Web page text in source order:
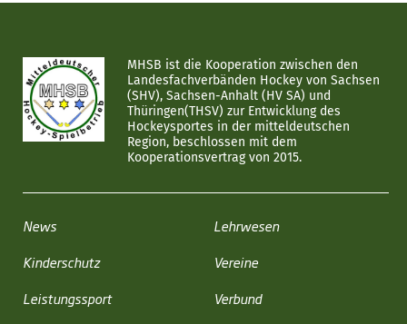
MHSB ist die Kooperation zwischen den
Landesfachverbänden Hockey von Sachsen
(SHV), Sachsen-Anhalt (HV SA) und
Thüringen(THSV) zur Entwicklung des
Hockeysportes in der mitteldeutschen
Region, beschlossen mit dem
Kooperationsvertrag von 2015.
News
Kinderschutz
Leistungssport
Lehrwesen
Vereine
Verbund